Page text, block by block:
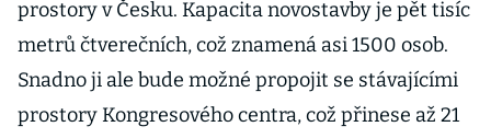
prostory v Česku. Kapacita novostavby je pět tisíc
metrů čtverečních, což znamená asi 1500 osob.
Snadno ji ale bude možné propojit se stávajícími
prostory Kongresového centra, což přinese až 21